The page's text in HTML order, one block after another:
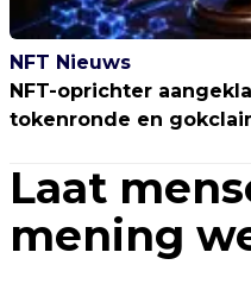
NFT Nieuws
NFT-oprichter
tokenronde en
Laat
mening